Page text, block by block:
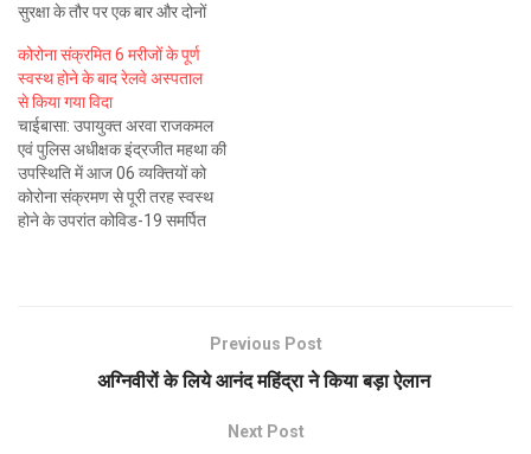
सुरक्षा के तौर पर एक बार और दोनों
जाएगा. जिसके पश्चात मरीजों को
कोरोना नेगेटिव माना जाएगा. इसके…
कोरोना संक्रमित 6 मरीजों के पूर्ण
स्वस्थ होने के बाद रेलवे अस्पताल
से किया गया विदा
चाईबासा: उपायुक्त अरवा राजकमल
एवं पुलिस अधीक्षक इंद्रजीत महथा की
उपस्थिति में आज 06 व्यक्तियों को
कोरोना संक्रमण से पूरी तरह स्वस्थ
होने के उपरांत कोविड-19 समर्पित
Previous Post
अग्निवीरों के लिये आनंद महिंद्रा ने किया बड़ा ऐलान
Next Post